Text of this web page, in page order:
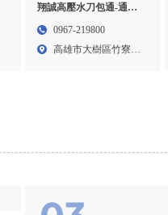
翔誠高壓水刀包通-通水
管,通水溝,高雄通水管,高
大樹區通水溝
0967-219800
高雄市大樹區竹寮路